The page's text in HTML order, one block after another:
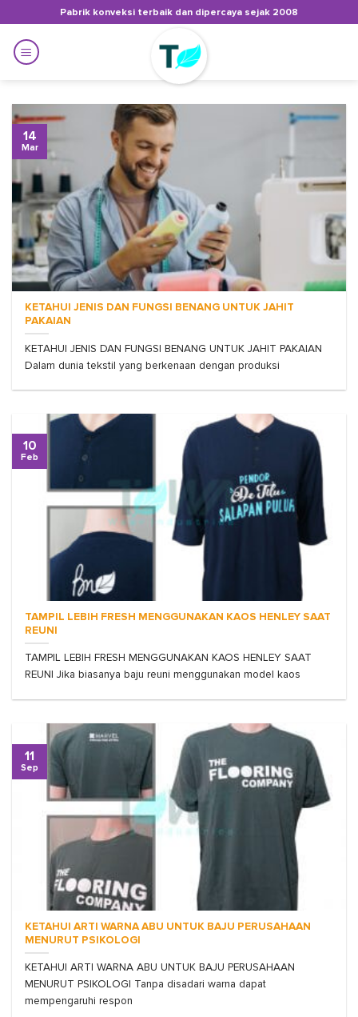
to
content
Pabrik konveksi terbaik dan dipercaya sejak 2008
KETAHUI JENIS DAN FUNGSI BENANG UNTUK JAHIT
PAKAIAN
KETAHUI JENIS DAN FUNGSI BENANG UNTUK JAHIT PAKAIAN
Dalam dunia tekstil yang berkenaan dengan produksi
14
Mar
TAMPIL LEBIH FRESH MENGGUNAKAN KAOS HENLEY SAAT
REUNI
TAMPIL LEBIH FRESH MENGGUNAKAN KAOS HENLEY SAAT
REUNI Jika biasanya baju reuni menggunakan model kaos
10
Feb
KETAHUI ARTI WARNA ABU UNTUK BAJU PERUSAHAAN
MENURUT PSIKOLOGI
KETAHUI ARTI WARNA ABU UNTUK BAJU PERUSAHAAN
MENURUT PSIKOLOGI Tanpa disadari warna dapat
mempengaruhi respon
11
Sep